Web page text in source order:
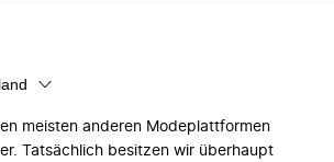
meisten anderen Modeplattformen
Tatsächlich besitzen wir überhaupt